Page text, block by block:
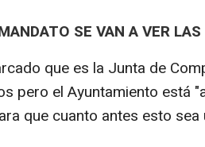
SE VAN A VER
que es la Junta de
pero el Ayuntamiento está
que cuanto antes esto sea